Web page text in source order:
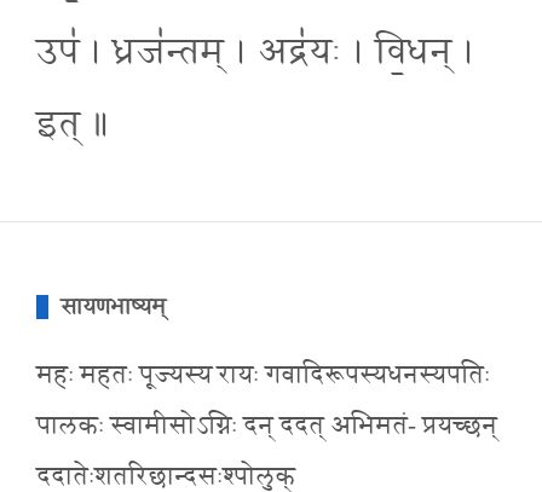
उप॑ । ध्रज॑न्तम् । अद्र॑यः । वि॒धन् ।
इत् ॥
सायणभाष्यम्
महः महतः पूज्यस्य रायः गवादिरूपस्यधनस्यपतिः
पालकः स्वामीसोऽग्निः दन् ददत् अभिमतं- प्रयच्छन्
ददातेःशतरिछान्दसःश्पोलुक्